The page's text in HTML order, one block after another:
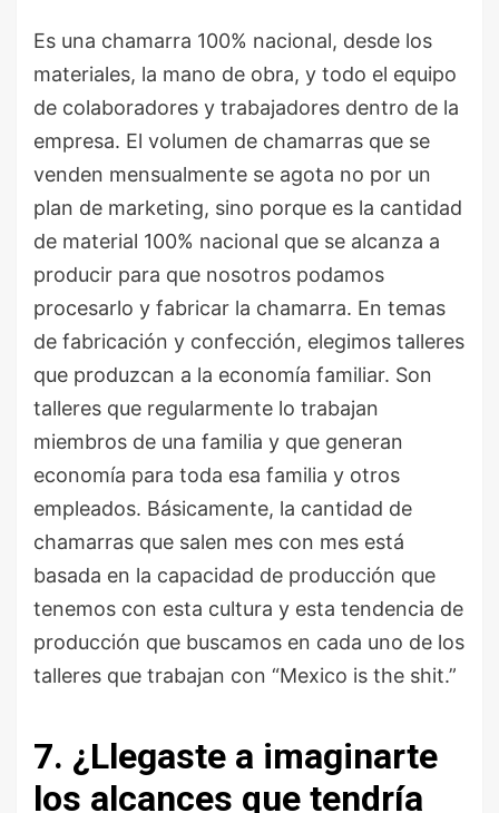
Es una chamarra 100% nacional, desde los
materiales, la mano de obra, y todo el equipo
de colaboradores y trabajadores dentro de la
empresa. El volumen de chamarras que se
venden mensualmente se agota no por un
plan de marketing, sino porque es la cantidad
de material 100% nacional que se alcanza a
producir para que nosotros podamos
procesarlo y fabricar la chamarra. En temas
de fabricación y confección, elegimos talleres
que produzcan a la economía familiar. Son
talleres que regularmente lo trabajan
miembros de una familia y que generan
economía para toda esa familia y otros
empleados. Básicamente, la cantidad de
chamarras que salen mes con mes está
basada en la capacidad de producción que
tenemos con esta cultura y esta tendencia de
producción que buscamos en cada uno de los
talleres que trabajan con “Mexico is the shit.”
7. ¿Llegaste a imaginarte
los alcances que tendría